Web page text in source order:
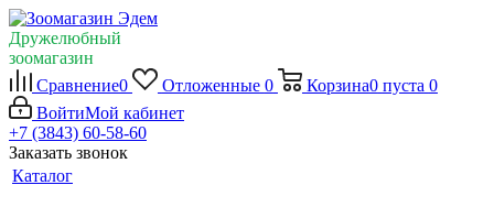
Дружелюбный
зоомагазин
Сравнение0 Отложенные 0 Корзина0 пуста 0
ВойтиМой кабинет
+7 (3843) 60-58-60
Заказать звонок
Каталог